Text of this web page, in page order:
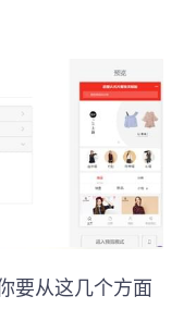
要从这几个方面